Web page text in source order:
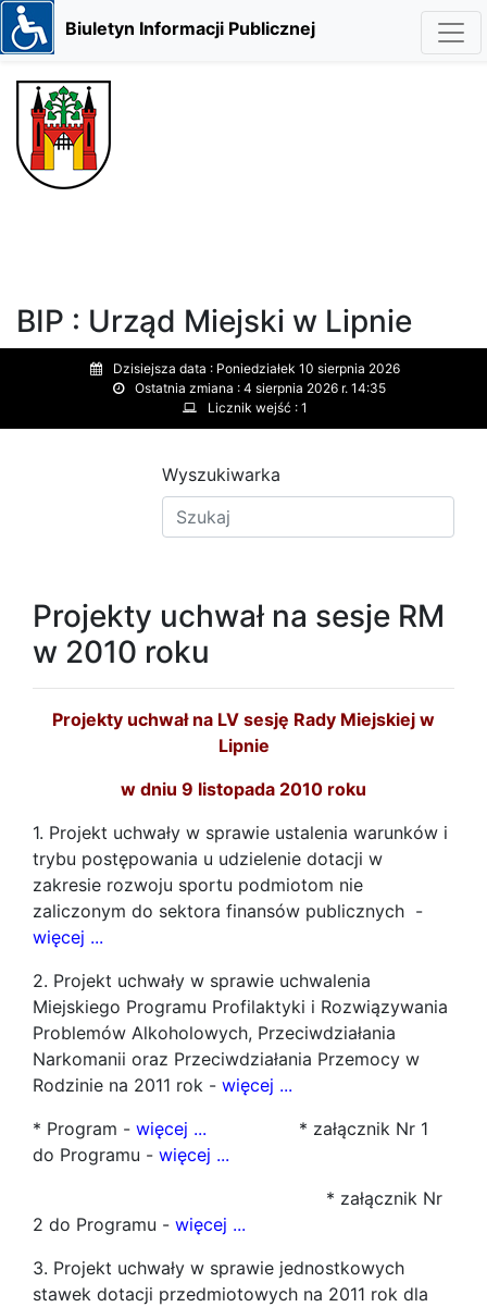
Biuletyn Informacji Publicznej
BIP : Urząd Miejski w Lipnie
Dzisiejsza data : Poniedziałek 10 sierpnia 2026
Ostatnia zmiana : 4 sierpnia 2026 r. 14:35
Licznik wejść : 1
Wyszukiwarka
Projekty uchwał na sesje RM
w 2010 roku
Projekty uchwał na LV sesję Rady Miejskiej w
Lipnie
w dniu 9 listopada 2010 roku
1. Projekt uchwały w sprawie ustalenia warunków i
trybu postępowania u udzielenie dotacji w
zakresie rozwoju sportu podmiotom nie
zaliczonym do sektora finansów publicznych -
więcej ...
2. Projekt uchwały w sprawie uchwalenia
Miejskiego Programu Profilaktyki i Rozwiązywania
Problemów Alkoholowych, Przeciwdziałania
Narkomanii oraz Przeciwdziałania Przemocy w
Rodzinie na 2011 rok - więcej ...
* Program - więcej ... * załącznik Nr 1
do Programu - więcej ...
* załącznik Nr
2 do Programu - więcej ...
3. Projekt uchwały w sprawie jednostkowych
stawek dotacji przedmiotowych na 2011 rok dla